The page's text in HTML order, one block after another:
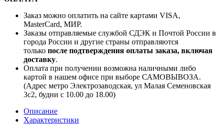
Заказ можно оплатить на сайте картами VISA,
MasterCard, МИР.
Заказы отправляемые службой СДЭК и Почтой России в
города России и другие страны отправляются
только после подтверждения оплаты заказа, включая
доставку.
Оплата при получении возможна наличными либо
картой в нашем офисе при выборе САМОВЫВОЗА.
(Адрес метро Электрозаводская, ул Малая Семеновская
3с2, будни с 10.00 до 18.00)
Описание
Характеристики